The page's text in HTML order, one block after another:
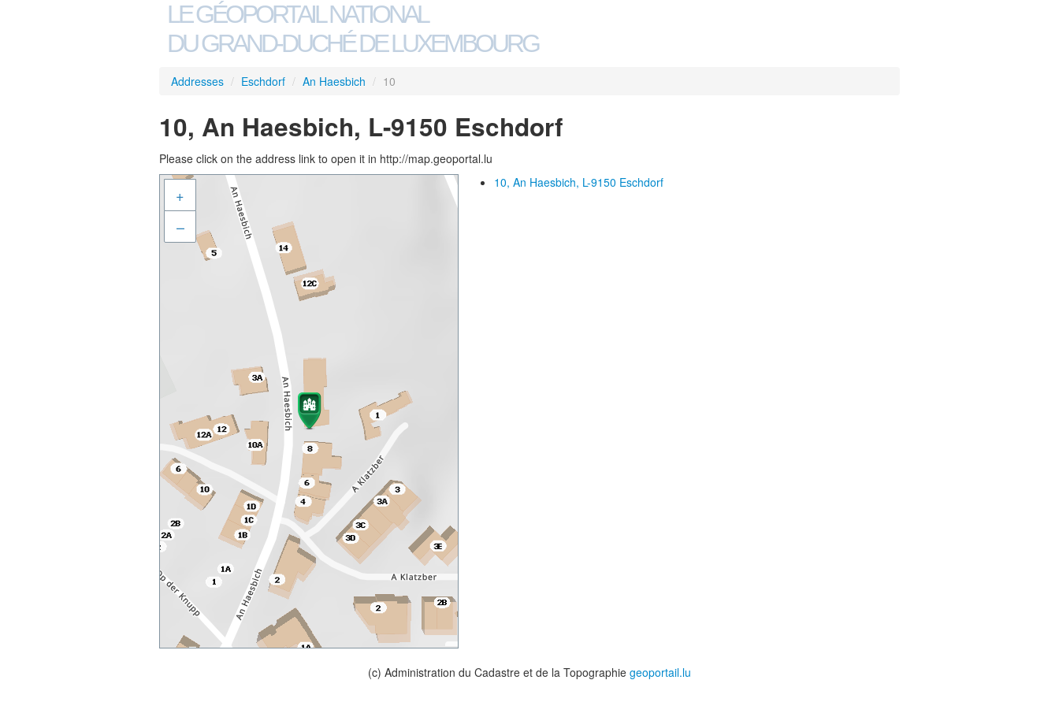
LE GÉOPORTAIL NATIONAL
DU GRAND-DUCHÉ DE LUXEMBOURG
Addresses / Eschdorf / An Haesbich / 10
10, An Haesbich, L-9150 Eschdorf
Please click on the address link to open it in http://map.geoportal.lu
+
–
10, An Haesbich, L-9150 Eschdorf
(c) Administration du Cadastre et de la Topographie geoportail.lu